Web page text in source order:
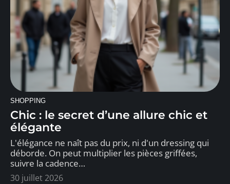
SHOPPING
Chic : le secret d’une allure chic et
élégante
L'élégance ne naît pas du prix, ni d'un dressing qui
déborde. On peut multiplier les pièces griffées,
suivre la cadence…
30 juillet 2026